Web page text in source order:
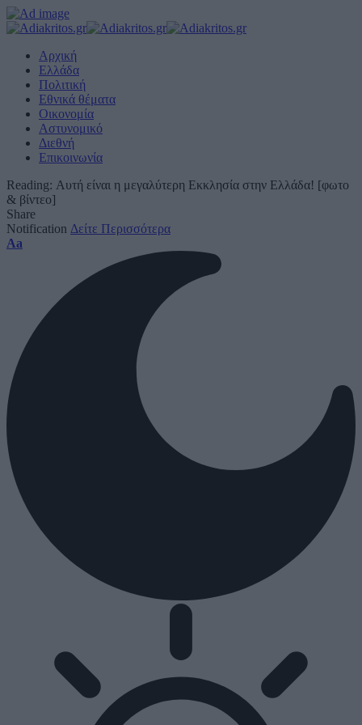
Αρχική
Ελλάδα
Πολιτική
Εθνικά θέματα
Οικονομία
Αστυνομικό
Διεθνή
Επικοινωνία
Reading: Αυτή είναι η μεγαλύτερη Εκκλησία στην Ελλάδα! [φωτο
& βίντεο]
Share
Notification Δείτε Περισσότερα
Font
Aa